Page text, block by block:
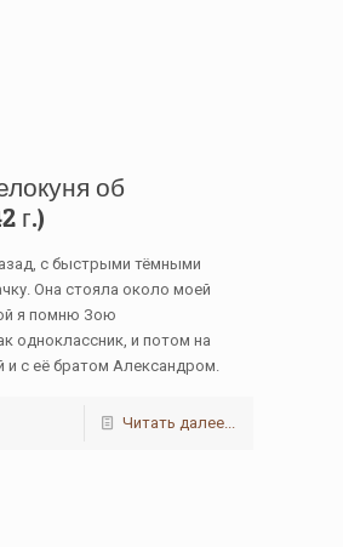
об
г.)
с быстрыми тёмными
Она стояла около моей
я помню Зою
одноклассник, и потом на
и с её братом Александром.
Читать далее...